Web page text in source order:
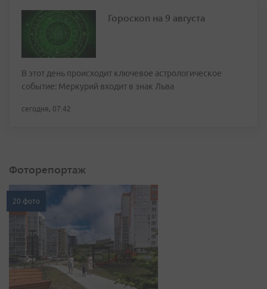
Гороскоп на 9 августа
В этот день происходит ключевое астрологическое
событие: Меркурий входит в знак Льва
сегодня, 07:42
Фоторепортаж
20 фото